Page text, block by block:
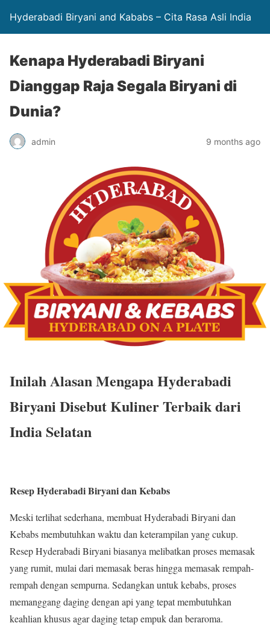
Hyderabadi Biryani and Kababs – Cita Rasa Asli India
Kenapa Hyderabadi Biryani
Dianggap Raja Segala Biryani di
Dunia?
admin 9 months ago
Inilah Alasan Mengapa Hyderabadi
Biryani Disebut Kuliner Terbaik dari
India Selatan
Resep Hyderabadi Biryani dan Kebabs
Meski terlihat sederhana, membuat Hyderabadi Biryani dan
Kebabs membutuhkan waktu dan keterampilan yang cukup.
Resep Hyderabadi Biryani biasanya melibatkan proses memasak
yang rumit, mulai dari memasak beras hingga memasak rempah-
rempah dengan sempurna. Sedangkan untuk kebabs, proses
memanggang daging dengan api yang tepat membutuhkan
keahlian khusus agar daging tetap empuk dan beraroma.